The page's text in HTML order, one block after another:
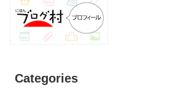
Categories